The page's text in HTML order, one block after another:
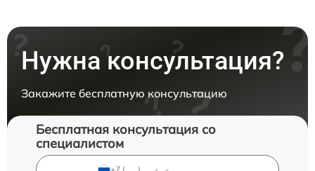
Нужна консультация?
Закажите бесплатную консультацию
Бесплатная консультация со
специалистом